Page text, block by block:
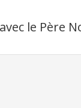
le Père